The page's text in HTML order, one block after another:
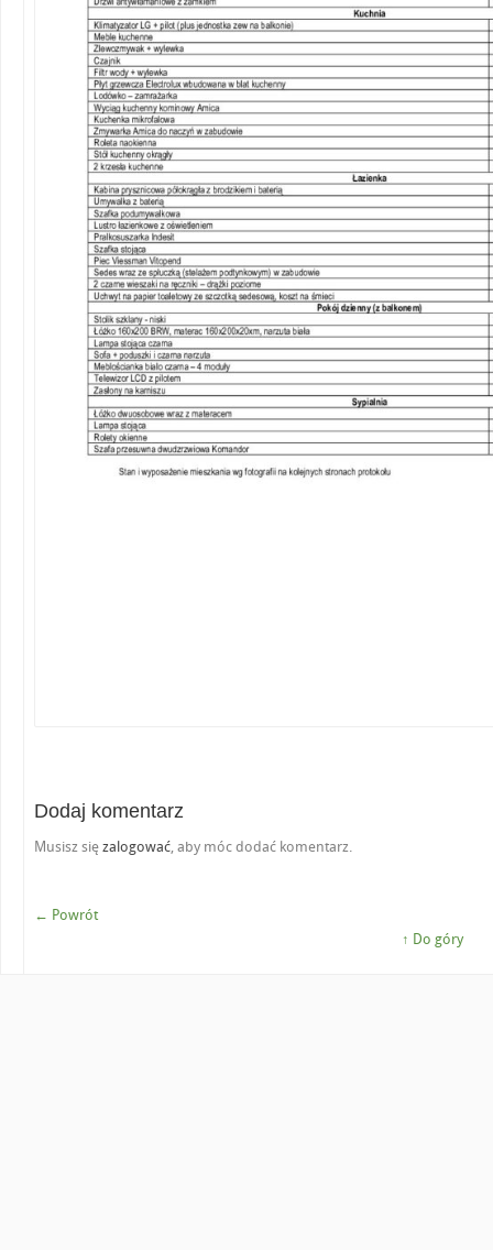
Dodaj komentarz
Musisz się zalogować , aby móc dodać komentarz.
← Powrót
↑ Do góry